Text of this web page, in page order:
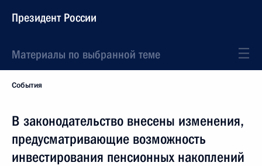
Президент России
Материалы по выбранной теме
События
В законодательство внесены изменения,
предусматривающие возможность
инвестирования пенсионных накоплений